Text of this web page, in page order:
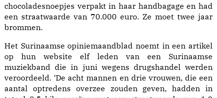
chocoladesnoepjes verpakt in haar handbagage en had
een straatwaarde van 70.000 euro. Ze moet twee jaar
brommen.
Het Surinaamse opiniemaandblad noemt in een artikel
op hun website elf leden van een Surinaamse
muziekband die in juni wegens drugshandel werden
veroordeeld. ‘De acht mannen en drie vrouwen, die een
aantal optredens overzee zouden geven, hadden in